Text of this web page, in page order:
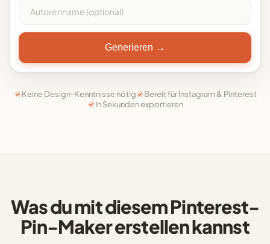
Generieren →
Keine Design-Kenntnisse nötig
Bereit für Instagram & Pinterest
In Sekunden exportieren
Was du mit diesem Pinterest-
Pin-Maker erstellen kannst